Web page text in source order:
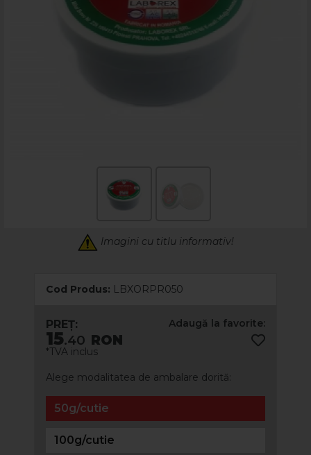
Imagini cu titlu informativ!
Cod Produs: LBXORPR050
Adaugă la favorite:
PREȚ:
15.40 RON
*TVA inclus
Alege modalitatea de ambalare dorită:
50g/cutie
100g/cutie